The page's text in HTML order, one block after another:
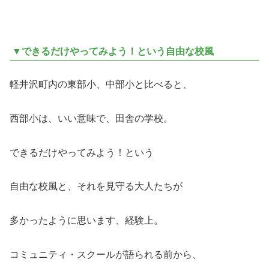
▼できるだけやってみよう！という自由な校風
軽井沢町内の東部小、中部小と比べると、
西部小は、いい意味で、田舎の学校。
できるだけやってみよう！という
自由な校風と、それを見守る大人たちが
多かったように思います、経験上。
コミュニティ・スクールが語られる前から、